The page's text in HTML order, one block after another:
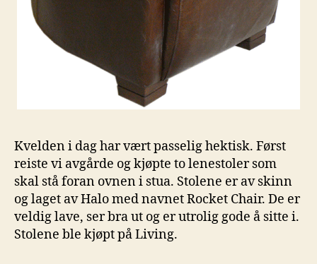
Kvelden i dag har vært passelig hektisk. Først
reiste vi avgårde og kjøpte to lenestoler som
skal stå foran ovnen i stua. Stolene er av skinn
og laget av Halo med navnet Rocket Chair. De er
veldig lave, ser bra ut og er utrolig gode å sitte i.
Stolene ble kjøpt på Living.